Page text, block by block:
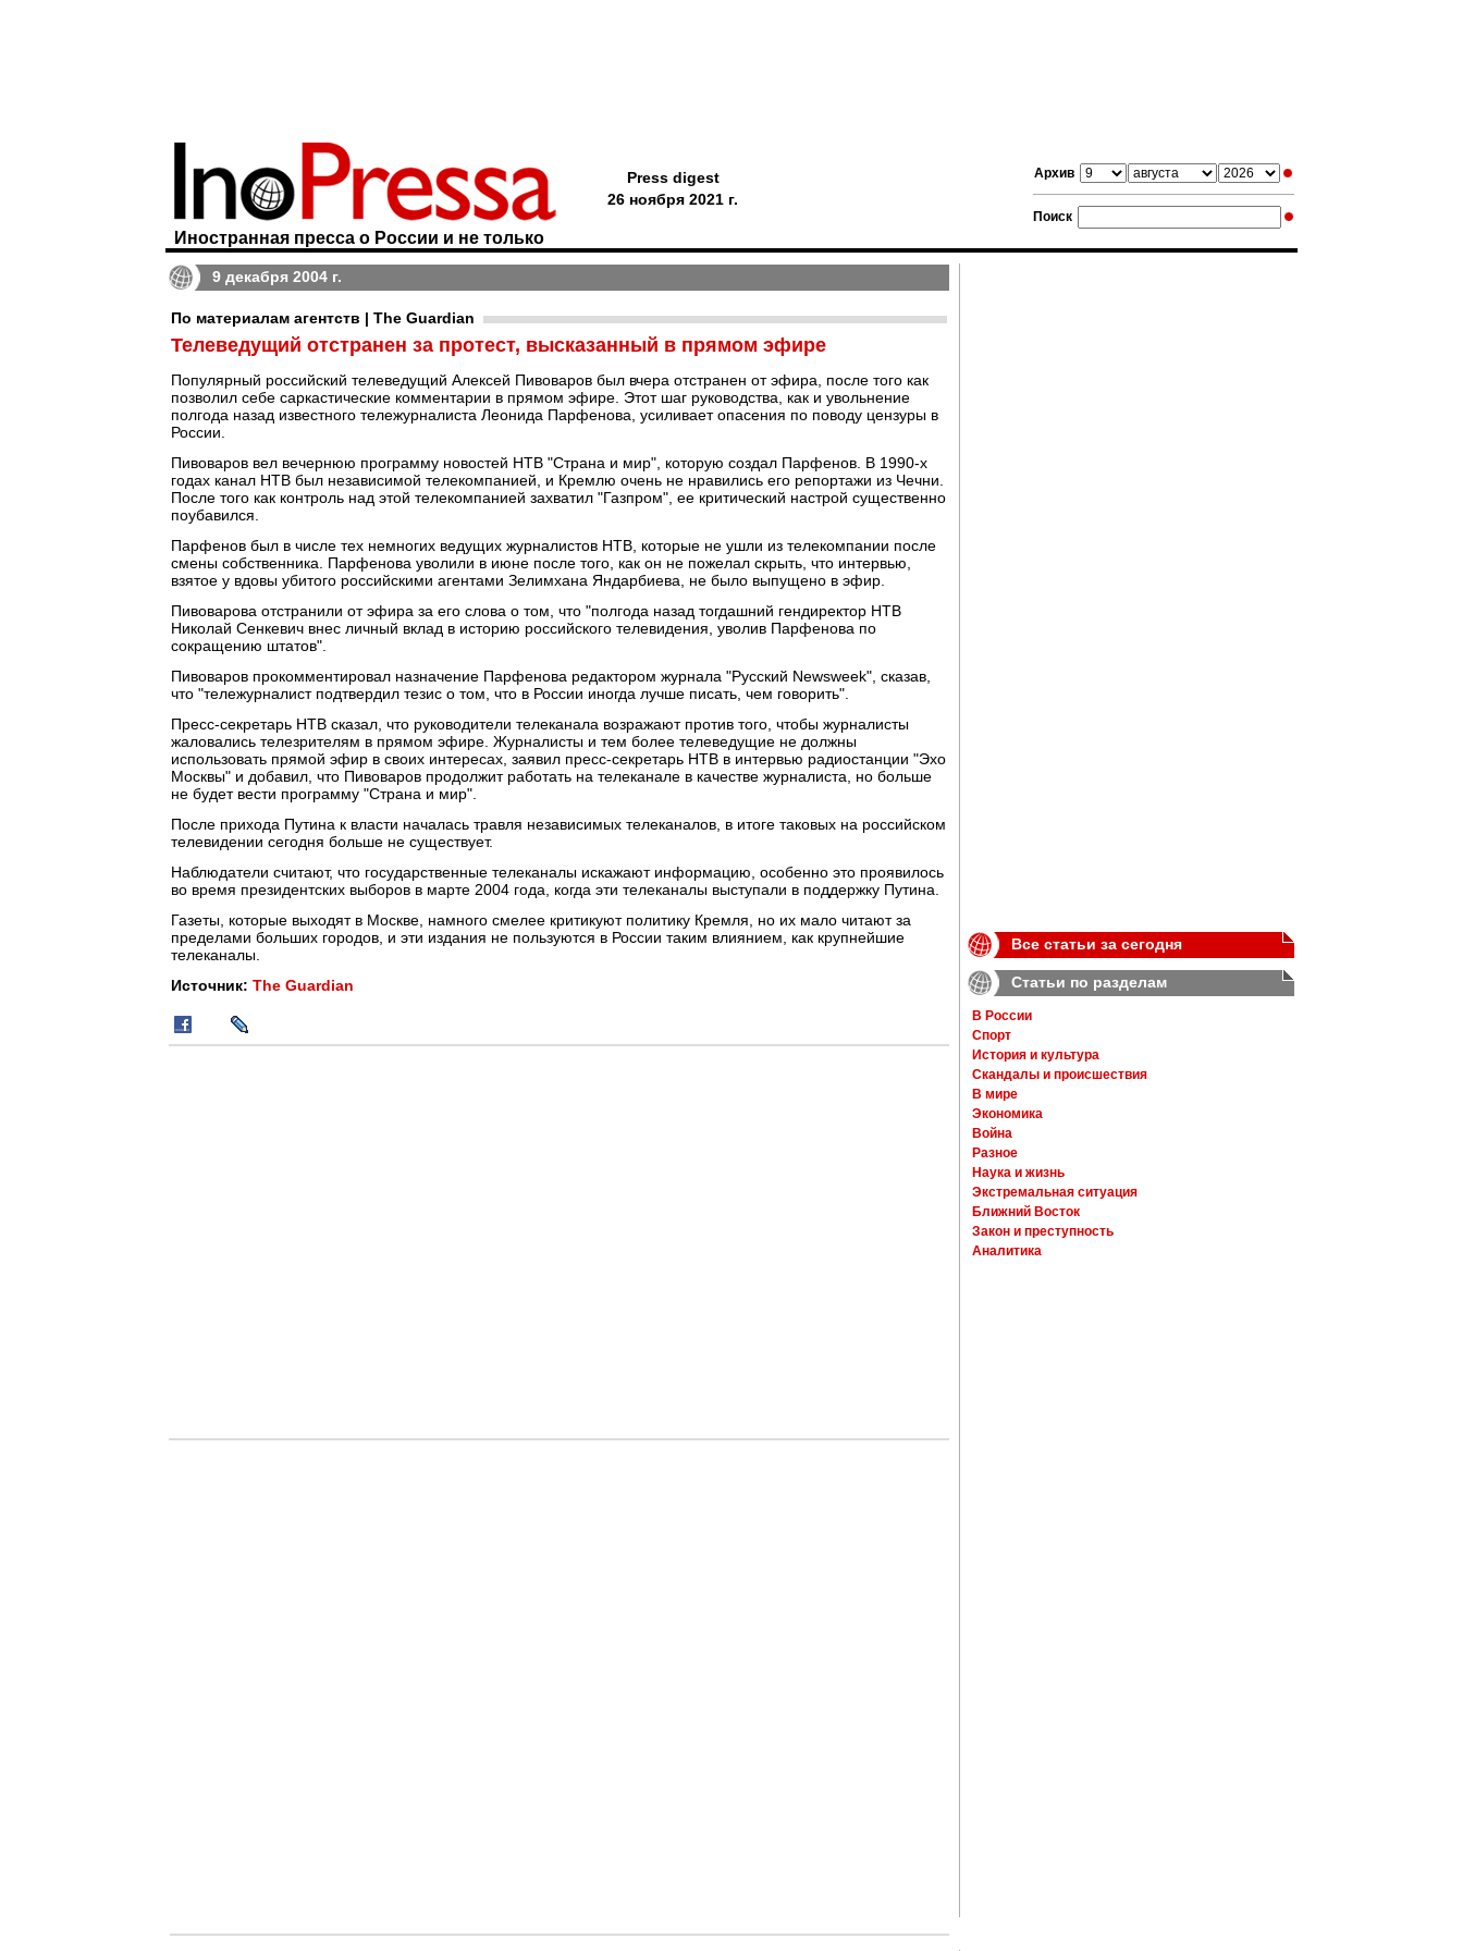
Архив
Поиск
Иностранная пресса о России и не только
Press digest
26 ноября 2021 г.
9 декабря 2004 г.
По материалам агентств | The Guardian
Телеведущий отстранен за протест, высказанный в прямом эфире
Популярный российский телеведущий Алексей Пивоваров был вчера отстранен от эфира, после того как
позволил себе саркастические комментарии в прямом эфире. Этот шаг руководства, как и увольнение
полгода назад известного тележурналиста Леонида Парфенова, усиливает опасения по поводу цензуры в
России.
Пивоваров вел вечернюю программу новостей НТВ "Страна и мир", которую создал Парфенов. В 1990-х
годах канал НТВ был независимой телекомпанией, и Кремлю очень не нравились его репортажи из Чечни.
После того как контроль над этой телекомпанией захватил "Газпром", ее критический настрой существенно
поубавился.
Парфенов был в числе тех немногих ведущих журналистов НТВ, которые не ушли из телекомпании после
смены собственника. Парфенова уволили в июне после того, как он не пожелал скрыть, что интервью,
взятое у вдовы убитого российскими агентами Зелимхана Яндарбиева, не было выпущено в эфир.
Пивоварова отстранили от эфира за его слова о том, что "полгода назад тогдашний гендиректор НТВ
Николай Сенкевич внес личный вклад в историю российского телевидения, уволив Парфенова по
сокращению штатов".
Пивоваров прокомментировал назначение Парфенова редактором журнала "Русский Newsweek", сказав,
что "тележурналист подтвердил тезис о том, что в России иногда лучше писать, чем говорить".
Пресс-секретарь НТВ сказал, что руководители телеканала возражают против того, чтобы журналисты
жаловались телезрителям в прямом эфире. Журналисты и тем более телеведущие не должны
использовать прямой эфир в своих интересах, заявил пресс-секретарь НТВ в интервью радиостанции "Эхо
Москвы" и добавил, что Пивоваров продолжит работать на телеканале в качестве журналиста, но больше
не будет вести программу "Страна и мир".
После прихода Путина к власти началась травля независимых телеканалов, в итоге таковых на российском
телевидении сегодня больше не существует.
Наблюдатели считают, что государственные телеканалы искажают информацию, особенно это проявилось
во время президентских выборов в марте 2004 года, когда эти телеканалы выступали в поддержку Путина.
Газеты, которые выходят в Москве, намного смелее критикуют политику Кремля, но их мало читают за
пределами больших городов, и эти издания не пользуются в России таким влиянием, как крупнейшие
телеканалы.
Источник: The Guardian
Все статьи за сегодня
Статьи по разделам
В России
Спорт
История и культура
Скандалы и происшествия
В мире
Экономика
Война
Разное
Наука и жизнь
Экстремальная ситуация
Ближний Восток
Закон и преступность
Аналитика